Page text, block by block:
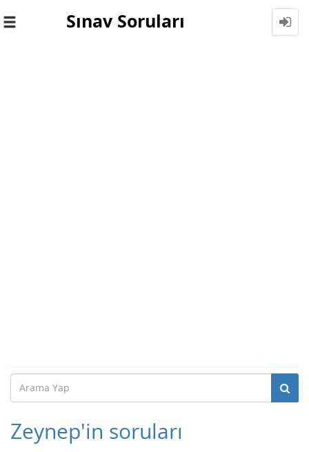
Toggle
Sınav Soruları
Zeynep'in soruları